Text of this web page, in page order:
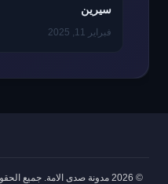
سيرين
فبراير 11, 2025
© 2026 مدونة صدى الامة. جميع الحقوق محفوظة.